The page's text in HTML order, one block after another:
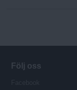
Följ oss